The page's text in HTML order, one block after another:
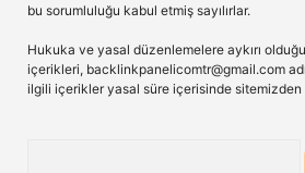
bu sorumluluğu kabul etmiş sayılırlar.
Hukuka ve yasal düzenlemelere aykırı
içerikleri, backlinkpanelicomtr@gmail.com
ilgili içerikler yasal süre içerisinde sitemizden